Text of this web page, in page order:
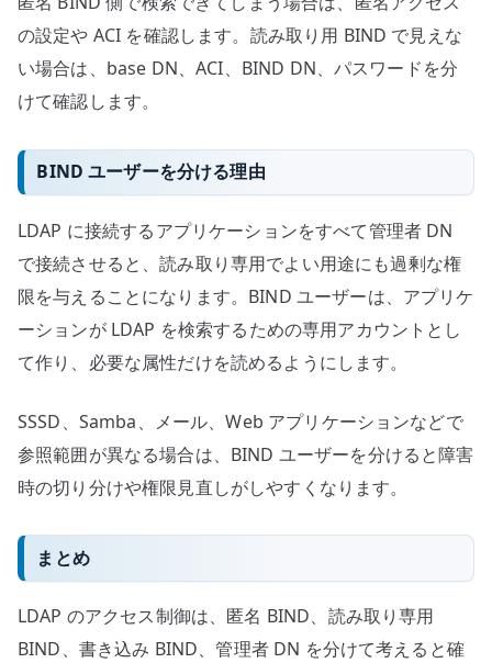
の設定や ACI を確認します。読み取り用 BIND で見えな
い場合は、base DN、ACI、BIND DN、パスワードを分
けて確認します。
BIND ユーザーを分ける理由
LDAP に接続するアプリケーションをすべて管理者 DN
で接続させると、読み取り専用でよい用途にも過剰な権
限を与えることになります。BIND ユーザーは、アプリケ
ーションが LDAP を検索するための専用アカウントとし
て作り、必要な属性だけを読めるようにします。
SSSD、Samba、メール、Web アプリケーションなどで
参照範囲が異なる場合は、BIND ユーザーを分けると障害
時の切り分けや権限見直しがしやすくなります。
まとめ
LDAP のアクセス制御は、匿名 BIND、読み取り専用
BIND、書き込み BIND、管理者 DN を分けて考えると確